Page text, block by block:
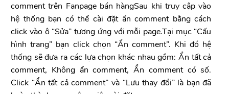
comment trên Fanpage bán hàngSau khi truy cập vào
hệ thống bạn có thể cài đặt ẩn comment bằng cách
click vào ô “Sửa” tương ứng với mỗi page.Tại mục “Cấu
hình trang” bạn click chọn “Ẩn comment”. Khi đó hệ
thống sẽ đưa ra các lựa chọn khác nhau gồm: Ẩn tất cả
comment, Không ẩn comment, Ẩn comment có số.
Click “Ẩn tất cả comment” và “Lưu thay đổi” là bạn đã